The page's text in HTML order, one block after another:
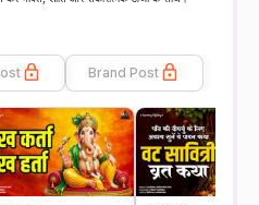
Brand Post